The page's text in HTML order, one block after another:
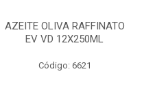
AZEITE OLIVA RAFFINATO
EV VD 12X250ML
Código: 6621